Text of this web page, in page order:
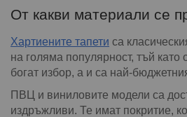
От какви материали се
Хартиените тапети са
на голяма популярност, тъй като
богат избор, а и са най-
ПВЦ и виниловите модели са
издръжливи. Те имат покритие,